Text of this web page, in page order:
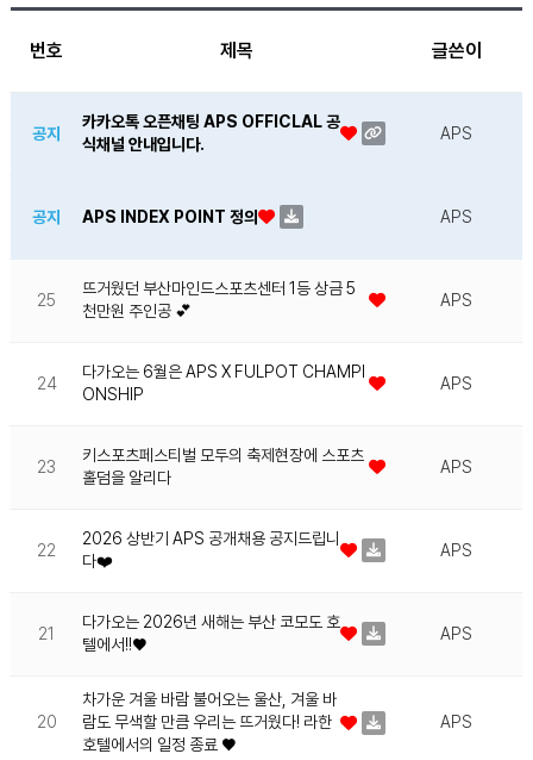
번호 제목 글쓴이
공지
카카오톡 오픈채팅 APS OFFICLAL 공
식채널 안내입니다.
APS
공지 APS INDEX POINT 정의 APS
25
뜨거웠던 부산마인드스포츠센터 1등 상금 5
천만원 주인공 💕
APS
24
다가오는 6월은 APS X FULPOT CHAMPI
ONSHIP
APS
23
키스포츠페스티벌 모두의 축제현장에 스포츠
홀덤을 알리다
APS
22
2026 상반기 APS 공개채용 공지드립니
다❤️
APS
21
다가오는 2026년 새해는 부산 코모도 호
텔에서!!♥
APS
20
차가운 겨울 바람 불어오는 울산, 겨울 바
람도 무색할 만큼 우리는 뜨거웠다! 라한
호텔에서의 일정 종료 ♥
APS